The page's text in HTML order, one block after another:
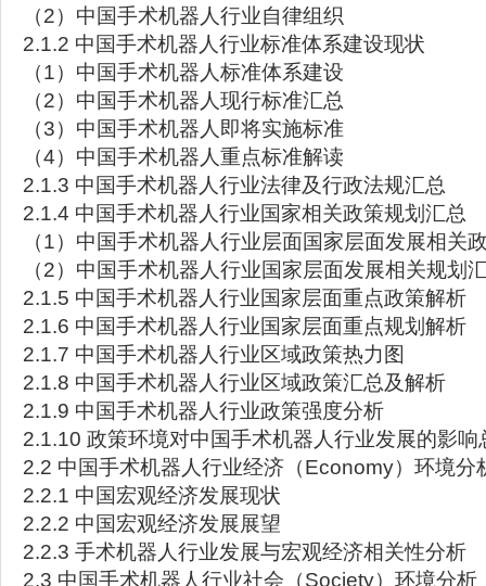
（2）中国手术机器人行业自律组织
2.1.2 中国手术机器人行业标准体系建设现状
（1）中国手术机器人标准体系建设
（2）中国手术机器人现行标准汇总
（3）中国手术机器人即将实施标准
（4）中国手术机器人重点标准解读
2.1.3 中国手术机器人行业法律及行政法规汇总
2.1.4 中国手术机器人行业国家相关政策规划汇总
（1）中国手术机器人行业层面国家层面发展相关
（2）中国手术机器人行业国家层面发展相关规划
2.1.5 中国手术机器人行业国家层面重点政策解析
2.1.6 中国手术机器人行业国家层面重点规划解析
2.1.7 中国手术机器人行业区域政策热力图
2.1.8 中国手术机器人行业区域政策汇总及解析
2.1.9 中国手术机器人行业政策强度分析
2.1.10 政策环境对中国手术机器人行业发展的影响
2.2 中国手术机器人行业经济（Economy）环境分
2.2.1 中国宏观经济发展现状
2.2.2 中国宏观经济发展展望
2.2.3 手术机器人行业发展与宏观经济相关性分析
2.3 中国手术机器人行业社会（Society）环境分析